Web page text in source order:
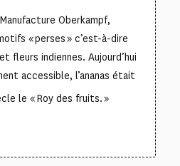
Oberkampf,
« perses » c’est-à-dire
fleurs indiennes. Aujourd’hui
accessible, l’ananas était
le « Roy des fruits. »